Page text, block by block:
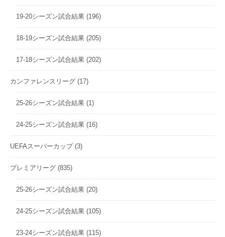
19-20シーズン試合結果 (196)
18-19シーズン試合結果 (205)
17-18シーズン試合結果 (202)
カンファレンスリーグ (17)
25-26シーズン試合結果 (1)
24-25シーズン試合結果 (16)
UEFAスーパーカップ(3)
プレミアリーグ (835)
25-26シーズン試合結果 (20)
24-25シーズン試合結果 (105)
23-24シーズン試合結果 (115)